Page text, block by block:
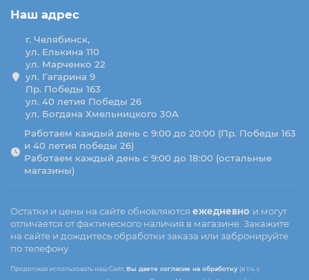
Наш адрес
г. Челябинск,
ул. Елькина 110
ул. Марченко 22
ул. Гагарина 9
Пр. Победы 163
ул. 40 летия Победы 26
ул. Богдана Хмельницкого 30А
Работаем каждый день с 9:00 до 20:00 (Пр. Победы 163
и 40 летия победы 26)
Работаем каждый день с 9:00 до 18:00 (остальные
магазины)
Остатки и цены на сайте обновляются ежедневно и могут
отличается от фактического наличия в магазине. Закажите
на сайте и дождитесь обработки заказа или забронируйте
по телефону
Продолжая использовать наш Сайт, Вы даете согласие на обработку (в т.ч. с